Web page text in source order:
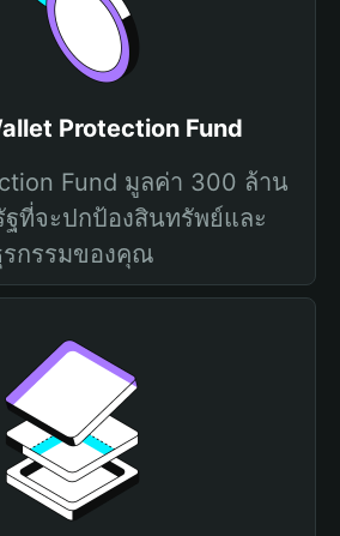
Protection Fund
Fund มูลค่า 300 ล้าน
ที่จะปกป้องสินทรัพย์และ
รกรรมของคุณ